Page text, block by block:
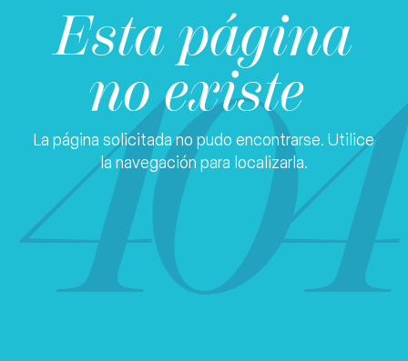
404
Esta página
no existe
La página solicitada no pudo encontrarse. Utilice
la navegación para localizarla.